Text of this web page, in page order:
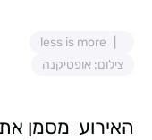
less is more
צילום: אופטיקנה
האירוע מסמן